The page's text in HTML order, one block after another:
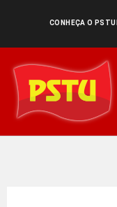
conteúdo
CONHEÇA O PSTU